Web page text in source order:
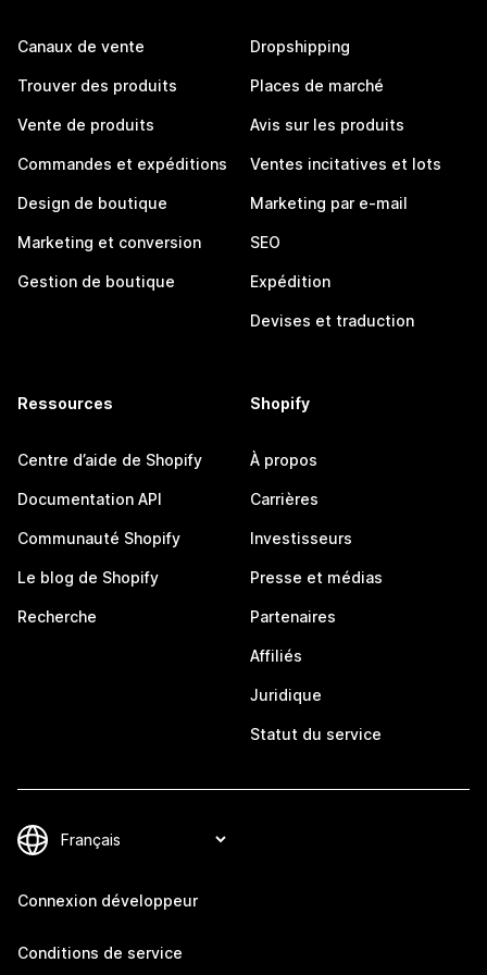
Canaux de vente
Trouver des produits
Vente de produits
Commandes et expéditions
Design de boutique
Marketing et conversion
Gestion de boutique
Dropshipping
Places de marché
Avis sur les produits
Ventes incitatives et lots
Marketing par e-mail
SEO
Expédition
Devises et traduction
Ressources
Centre d’aide de Shopify
Documentation API
Communauté Shopify
Le blog de Shopify
Recherche
Shopify
À propos
Carrières
Investisseurs
Presse et médias
Partenaires
Affiliés
Juridique
Statut du service
Connexion développeur
Conditions de service